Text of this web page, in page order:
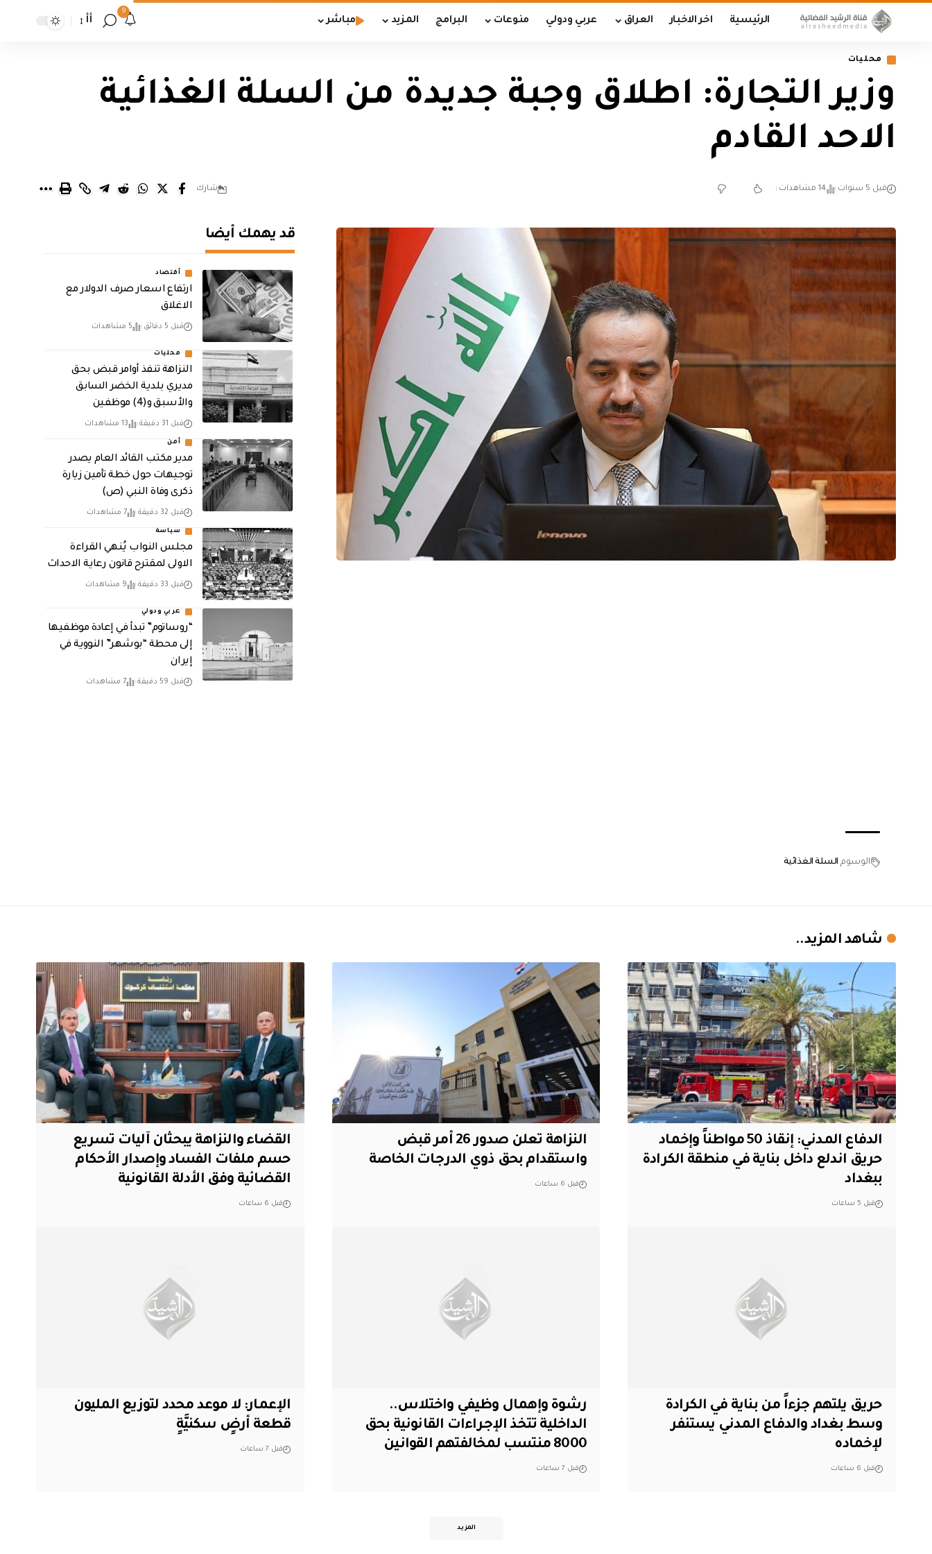
الرئيسية اخر الاخبار العراق عربي ودولي منوعات البرامج المزيد مباشر
9
أأ
محليات
وزير التجارة: اطلاق وجبة جديدة من السلة الغذائية
الاحد القادم
قبل 5 سنوات 14 مشاهدات شارك
الوسوم السلة الغذائية
قد يهمك أيضا
أقتصاد
ارتفاع اسعار صرف الدولار مع
الاغلاق
قبل 5 دقائق 5 مشاهدات
محليات
النزاهة تنفذ أوامر قبض بحق
مديري بلدية الخضر السابق
والأسبق و(4) موظفين
قبل 31 دقيقة 13 مشاهدات
أمن
مدير مكتب القائد العام يصدر
توجيهات حول خطة تأمين زيارة
ذكرى وفاة النبي (ص)
قبل 32 دقيقة 7 مشاهدات
سياسة
مجلس النواب يُنهي القراءة
الاولى لمقترح قانون رعاية الاحداث
قبل 33 دقيقة 9 مشاهدات
عربي ودولي
“روساتوم” تبدأ في إعادة موظفيها
إلى محطة “بوشهر” النووية في
إيران
قبل 59 دقيقة 7 مشاهدات
شاهد المزيد..
الدفاع المدني: إنقاذ 50 مواطناً وإخماد
حريق اندلع داخل بناية في منطقة الكرادة
ببغداد
قبل 5 ساعات
النزاهة تعلن صدور 26 أمر قبض
واستقدام بحق ذوي الدرجات الخاصة
قبل 6 ساعات
القضاء والنزاهة يبحثان آليات تسريع
حسم ملفات الفساد وإصدار الأحكام
القضائية وفق الأدلة القانونية
قبل 6 ساعات
حريق يلتهم جزءاً من بناية في الكرادة
وسط بغداد والدفاع المدني يستنفر
لإخماده
قبل 6 ساعات
رشوة وإهمال وظيفي واختلاس..
الداخلية تتخذ الإجراءات القانونية بحق
8000 منتسب لمخالفتهم القوانين
قبل 7 ساعات
الإعمار: لا موعد محدد لتوزيع المليون
قطعة أرضٍ سكنيَّةٍ
قبل 7 ساعات
المزيد